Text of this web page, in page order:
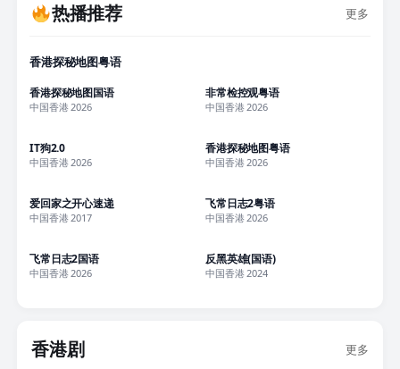
热播推荐 更多
香港探秘地图粤语
香港探秘地图国语
中国香港 2026
非常检控观粤语
中国香港 2026
IT狗2.0
中国香港 2026
香港探秘地图粤语
中国香港 2026
爱回家之开心速递
中国香港 2017
飞常日志2粤语
中国香港 2026
飞常日志2国语
中国香港 2026
反黑英雄(国语)
中国香港 2024
香港剧 更多